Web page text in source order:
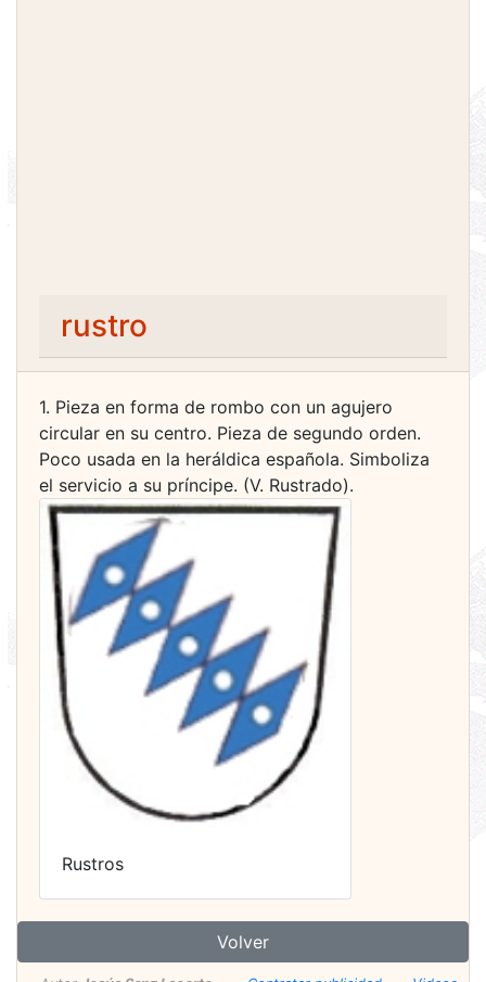
rustro
1. Pieza en forma de rombo con un agujero
circular en su centro. Pieza de segundo orden.
Poco usada en la heráldica española. Simboliza
el servicio a su príncipe. (V. Rustrado).
Rustros
Volver